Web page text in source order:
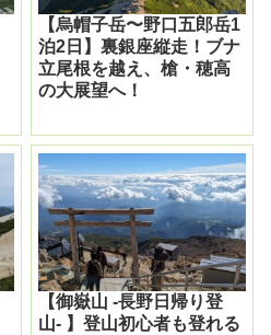
【烏帽子岳〜野口五郎岳1
泊2日】裏銀座縦走！ブナ
立尾根を越え、槍・穂高
の大展望へ！
【御嶽山 -長野日帰り登
山- 】登山初心者も登れる